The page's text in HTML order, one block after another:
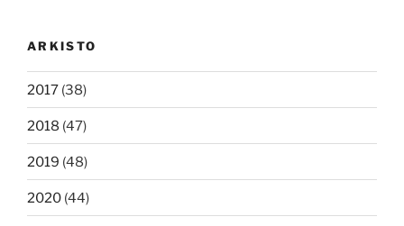
ARKISTO
2017 (38)
2018 (47)
2019 (48)
2020 (44)